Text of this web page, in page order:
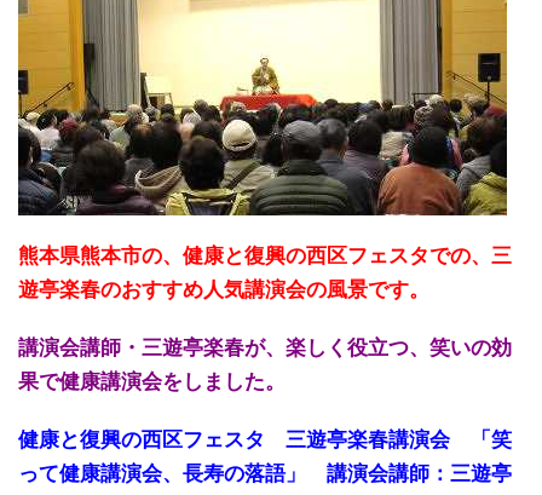
熊本県熊本市の、健康と復興の西区フェスタでの、三
遊亭楽春のおすすめ人気講演会の風景です。
講演会講師・三遊亭楽春が、楽しく役立つ、笑いの効
果で健康講演会をしました。
健康と復興の西区フェスタ 三遊亭楽春講演会 「笑
って健康講演会、長寿の落語」 講演会講師：三遊亭